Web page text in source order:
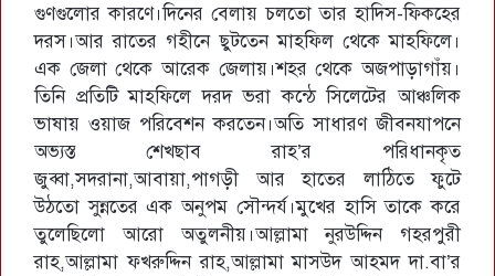
গুণগুলোর কারণে।দিনের বেলায় চলতো তার হাদিস-ফিকহের
দরস।আর রাতের গহীনে ছুটতেন মাহফিল থেকে মাহফিলে।
এক জেলা থেকে আরেক জেলায়।শহর থেকে অজপাড়াগাঁয়।
তিনি প্রতিটি মাহফিলে দরদ ভরা কন্ঠে সিলেটের আঞ্চলিক
ভাষায় ওয়াজ পরিবেশন করতেন।অতি সাধারণ জীবনযাপনে
অভ্যস্ত শেখছাব রাহ’র পরিধানকৃত
জুব্বা,সদরানা,আবায়া,পাগড়ী আর হাতের লাঠিতে ফুটে
উঠতো সুন্নতের এক অনুপম সৌন্দর্য।মুখের হাসি তাকে করে
তুলেছিলো আরো অতুলনীয়।আল্লামা নুরউদ্দিন গহরপুরী
রাহ,আল্লামা ফখরুদ্দিন রাহ,আল্লামা মাসউদ আহমদ দা.বা’র